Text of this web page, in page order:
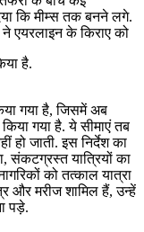
कि मीम्स तक बनने लगे.
एयरलाइन के किराए को
है.
गया है, जिसमें अब
किया गया है. ये सीमाएं तब
हो जाती. इस निर्देश का
संकटग्रस्त यात्रियों का
को तत्काल यात्रा
और मरीज शामिल हैं, उन्हें
पड़े.